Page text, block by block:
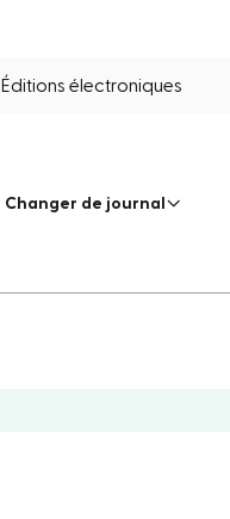
Éditions électroniques
Changer de journal